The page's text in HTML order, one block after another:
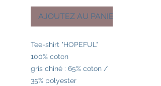
AJOUTEZ AU PANIER
Tee-shirt "HOPEFUL"
100% coton
gris chiné : 65% coton /
35% polyester